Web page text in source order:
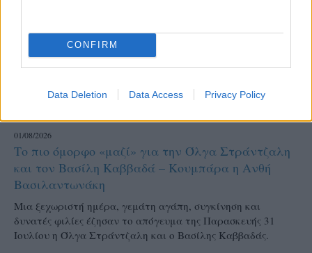
CONFIRM
Data Deletion Data Access Privacy Policy
01/08/2026
Το πιο όμορφο «μαζί» για την Όλγα Στράντζαλη
και τον Βασίλη Καββαδά – Κουμπάρα η Ανθή
Βασιλαντωνάκη
Μια ξεχωριστή ημέρα, γεμάτη αγάπη, συγκίνηση και
δυνατές φιλίες έζησαν το απόγευμα της Παρασκευής 31
Ιουλίου η Όλγα Στράντζαλη και ο Βασίλης Καββαδάς.